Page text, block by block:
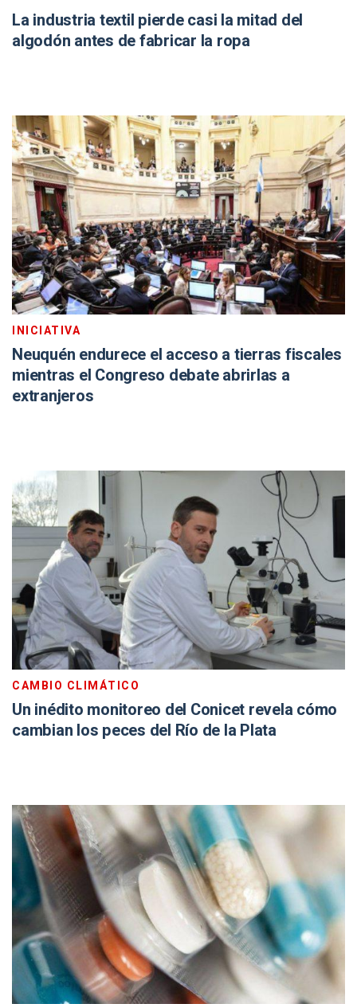
La industria textil pierde casi la mitad del
algodón antes de fabricar la ropa
INICIATIVA
Neuquén endurece el acceso a tierras fiscales
mientras el Congreso debate abrirlas a
extranjeros
CAMBIO CLIMÁTICO
Un inédito monitoreo del Conicet revela cómo
cambian los peces del Río de la Plata